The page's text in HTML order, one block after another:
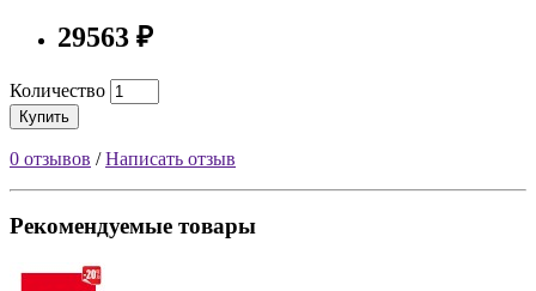
29563 ₽
Количество
Купить
0 отзывов /Написать отзыв
Рекомендуемые товары